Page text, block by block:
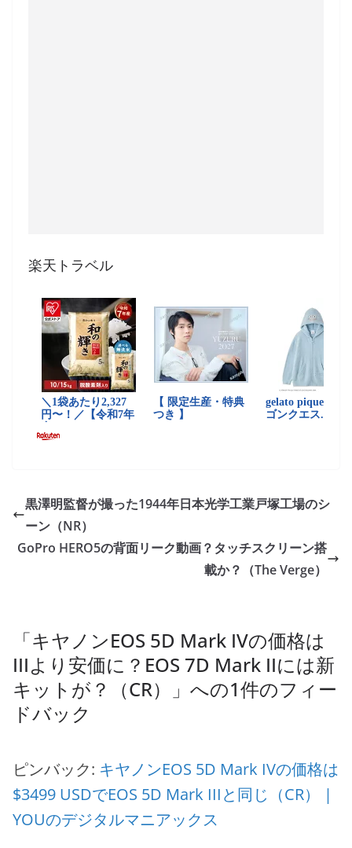
楽天トラベル
黒澤明監督が撮った1944年日本光学工業戸塚工場のシ
ーン（NR）
GoPro HERO5の背面リーク動画？タッチスクリーン搭
載か？（The Verge）
「キヤノンEOS 5D Mark IVの価格は
IIIより安価に？EOS 7D Mark IIには新
キットが？（CR）
」への1件のフィー
ドバック
ピンバック: キヤノンEOS 5D Mark IVの価格は
$3499 USDでEOS 5D Mark IIIと同じ（CR） |
YOUのデジタルマニアックス